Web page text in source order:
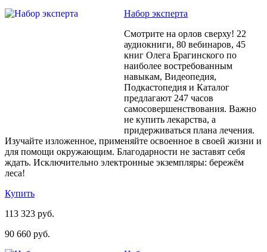
Набор эксперта
Смотрите на орлов сверху! 22
аудиокниги, 80 вебинаров, 45
книг Олега Брагинского по
наиболее востребованным
навыкам, Видеопедия,
Подкастопедия и Каталог
предлагают 247 часов
самосовершенствования. Важно
не купить лекарства, а
придерживаться плана лечения.
Изучайте изложенное, применяйте освоенное в своей жизни и
для помощи окружающим. Благодарности не заставят себя
ждать. Исключительно электронные экземпляры: бережём
леса!
Купить
113 323 руб.
90 660 руб.